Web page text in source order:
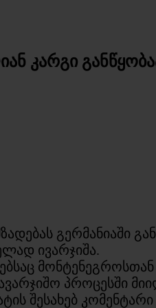
კარგი
გერმანიაში
ივარჯიშა.
მონტენეგროსთან
პროცესში
შესახებ